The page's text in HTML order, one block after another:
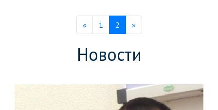
«Previous
1 2 »Next
Новости